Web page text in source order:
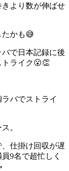
より数が伸ばせ
たかも😅
で日本記録に後
トライク😮👏
バでストライ
。
仕掛け回収が遅
9名で超忙しく